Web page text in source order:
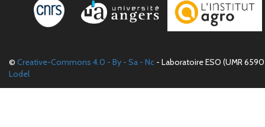
© Creative-Commons 4.0 - By - Sa - Nc - Laboratoire ESO (UMR
Lodel